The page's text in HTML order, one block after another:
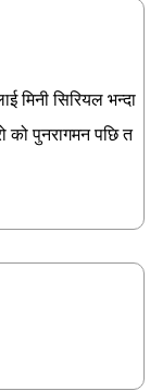
मिनी सिरियल भन्दा
को पुनरागमन पछि त